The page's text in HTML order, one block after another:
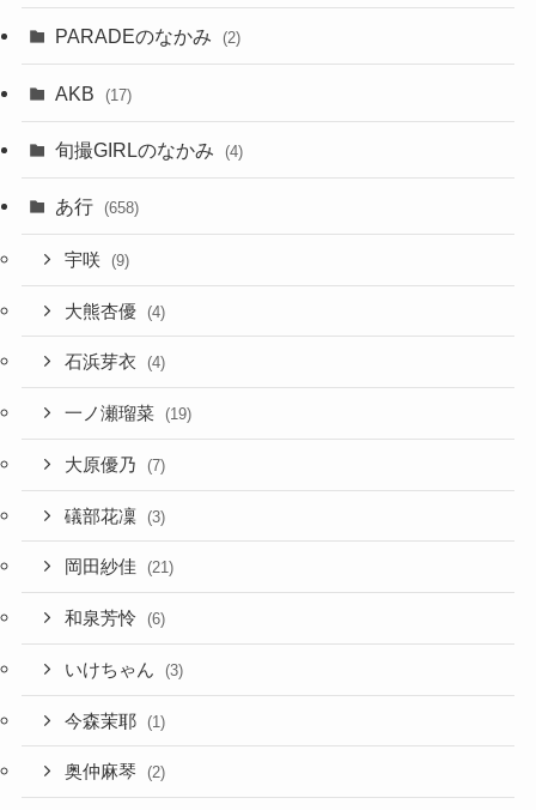
PARADEのなかみ (2)
AKB (17)
旬撮GIRLのなかみ (4)
あ行 (658)
宇咲 (9)
大熊杏優 (4)
石浜芽衣 (4)
一ノ瀬瑠菜 (19)
大原優乃 (7)
礒部花凜 (3)
岡田紗佳 (21)
和泉芳怜 (6)
いけちゃん (3)
今森茉耶 (1)
奥仲麻琴 (2)